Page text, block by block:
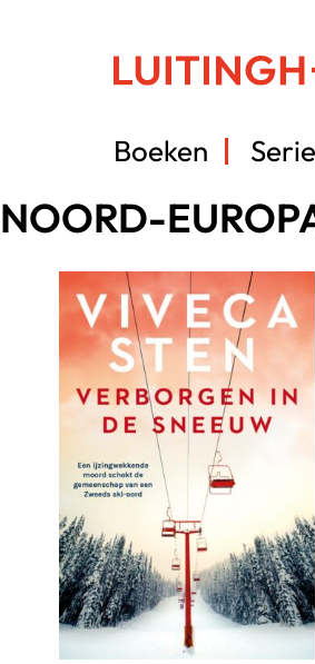
Boeken
NOORD-